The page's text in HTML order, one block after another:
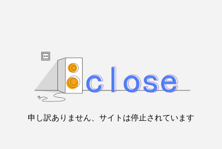
申し訳ありません、サイトは停止されています